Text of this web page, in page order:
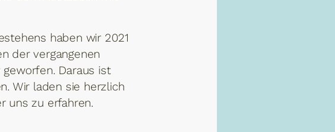
haben wir 2021
der vergangenen
Daraus ist
Wir laden sie herzlich
uns zu erfahren.